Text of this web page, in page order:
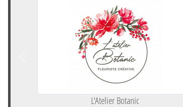
L'Atelier Botanic